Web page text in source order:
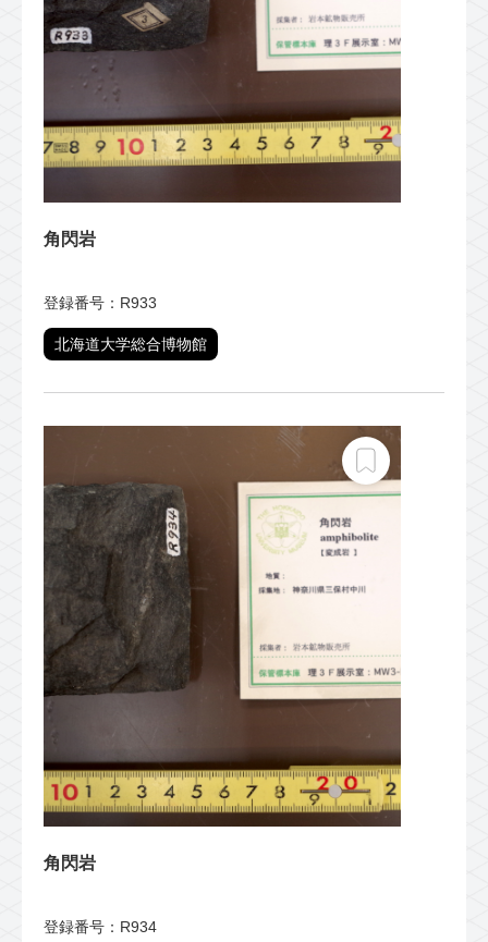
角閃岩
登録番号：R933
北海道大学総合博物館
角閃岩
登録番号：R934